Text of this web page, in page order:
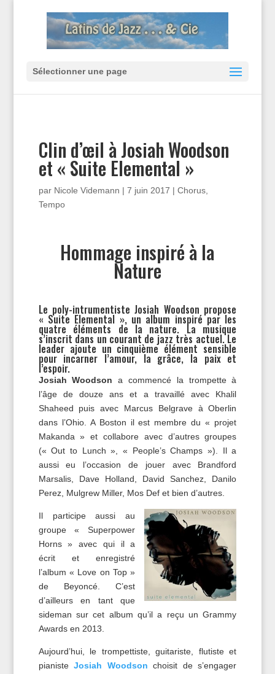
Sélectionner une page
Clin d’œil à Josiah Woodson
et « Suite Elemental »
par Nicole Videmann | 7 juin 2017 | Chorus,
Tempo
Hommage inspiré à la
Nature
Le poly-intrumentiste Josiah Woodson propose
« Suite Elemental », un album inspiré par les
quatre éléments de la nature. La musique
s’inscrit dans un courant de jazz très actuel. Le
leader ajoute un cinquième élément sensible
pour incarner l’amour, la grâce, la paix et
l’espoir.
Josiah Woodson a commencé la trompette à
l’âge de douze ans et a travaillé avec Khalil
Shaheed puis avec Marcus Belgrave à Oberlin
dans l’Ohio. A Boston il est membre du « projet
Makanda » et collabore avec d’autres groupes
(« Out to Lunch », « People’s Champs »). Il a
aussi eu l’occasion de jouer avec Brandford
Marsalis, Dave Holland, David Sanchez, Danilo
Perez, Mulgrew Miller, Mos Def et bien d’autres.
Il participe aussi au
groupe « Superpower
Horns » avec qui il a
écrit et enregistré
l’album « Love on Top »
de Beyoncé. C’est
d’ailleurs en tant que
sideman sur cet album qu’il a reçu un Grammy
Awards en 2013.
Aujourd’hui, le trompettiste, guitariste, flutiste et
pianiste Josiah Woodson choisit de s’engager